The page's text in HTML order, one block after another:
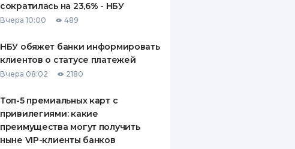
сократилась на 23,6% - НБУ
Вчера 10:00 489
НБУ обяжет банки информировать
клиентов о статусе платежей
Вчера 08:02 2180
Топ-5 премиальных карт с
привилегиями: какие
преимущества могут получить
ныне VIP-клиенты банков